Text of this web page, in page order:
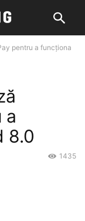
pentru a funcționa
a
8.0
1435